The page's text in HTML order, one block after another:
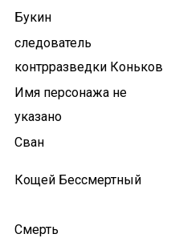
Букин
следователь
контрразведки Коньков
Имя персонажа не
указано
Сван
Кощей Бессмертный
Смерть